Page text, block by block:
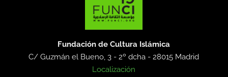
Fundación de Cultura Islámica
C/ Guzmán el Bueno, 3 - 2º dcha -28015 Madrid
Localización